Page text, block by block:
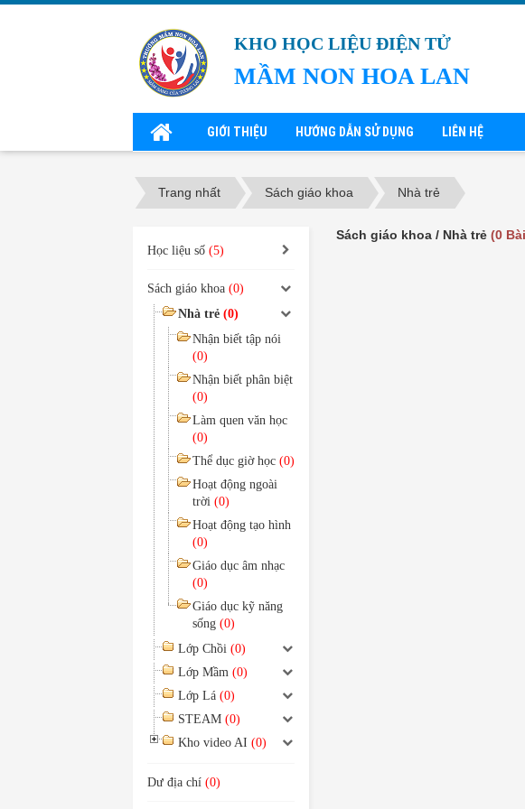
KHO HỌC LIỆU ĐIỆN TỬ
MẦM NON HOA LAN
GIỚI THIỆU HƯỚNG DẪN SỬ DỤNG LIÊN HỆ
Trang nhất Sách giáo khoa Nhà trẻ
Sách giáo khoa / Nhà trẻ (0
Học liệu số (5)
Sách giáo khoa (0)
Nhà trẻ (0)
Nhận biết tập nói
(0)
Nhận biết phân biệt
(0)
Làm quen văn học
(0)
Thể dục giờ học (0)
Hoạt động ngoài
trời (0)
Hoạt động tạo hình
(0)
Giáo dục âm nhạc
(0)
Giáo dục kỹ năng
sống (0)
Lớp Chồi (0)
Lớp Mầm (0)
Lớp Lá (0)
STEAM (0)
Kho video AI (0)
Dư địa chí (0)